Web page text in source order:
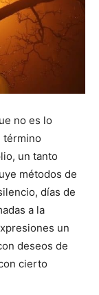
no es lo
término
un tanto
métodos de
días de
a la
un
deseos de
cierto